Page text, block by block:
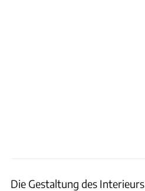
Die Gestaltung des